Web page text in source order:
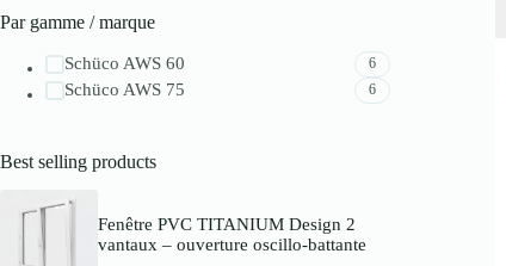
Par gamme / marque
Schüco AWS 60 6
Schüco AWS 75 6
Best selling products
Fenêtre PVC TITANIUM Design 2
vantaux – ouverture oscillo-battante